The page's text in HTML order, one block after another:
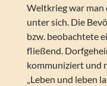
Weltkrieg war
unter sich. Die
bzw. beobachtete
fließend.
kommuniziert und
„Leben und leben